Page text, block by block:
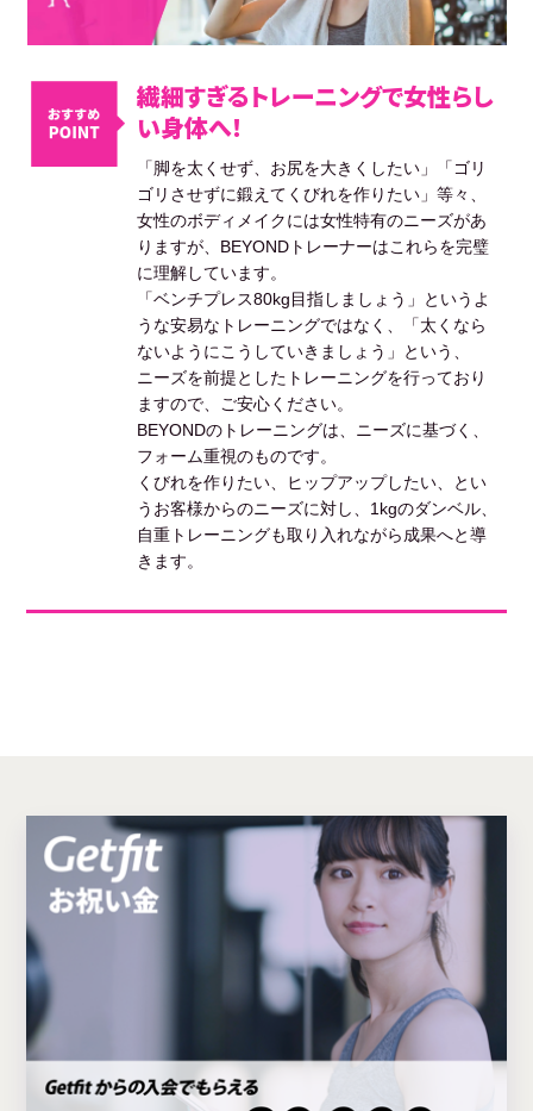
繊細すぎるトレーニングで女性らし
い身体へ！
「脚を太くせず、お尻を大きくしたい」「ゴリ
ゴリさせずに鍛えてくびれを作りたい」等々、
女性のボディメイクには女性特有のニーズがあ
りますが、BEYONDトレーナーはこれらを完璧
に理解しています。
「ベンチプレス80kg目指しましょう」というよ
うな安易なトレーニングではなく、「太くなら
ないようにこうしていきましょう」という、
ニーズを前提としたトレーニングを行っており
ますので、ご安心ください。
BEYONDのトレーニングは、ニーズに基づく、
フォーム重視のものです。
くびれを作りたい、ヒップアップしたい、とい
うお客様からのニーズに対し、1kgのダンベル、
自重トレーニングも取り入れながら成果へと導
きます。